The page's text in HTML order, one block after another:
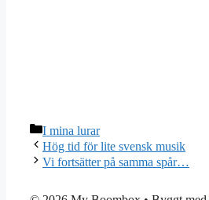
Kategorier
I mina lurar
Hög tid för lite svensk musik
Vi fortsätter på samma spår…